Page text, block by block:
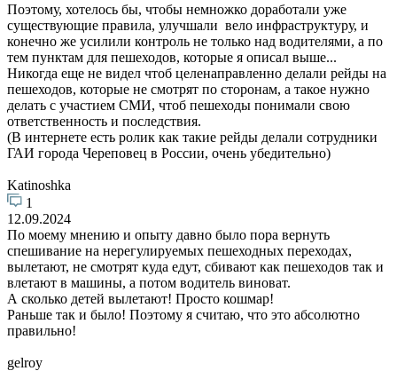
Поэтому, хотелось бы, чтобы немножко доработали уже
существующие правила, улучшали вело инфраструктуру, и
конечно же усилили контроль не только над водителями, а по
тем пунктам для пешеходов, которые я описал выше...
Никогда еще не видел чтоб целенаправленно делали рейды на
пешеходов, которые не смотрят по сторонам, а такое нужно
делать с участием СМИ, чтоб пешеходы понимали свою
ответственность и последствия.
(В интернете есть ролик как такие рейды делали сотрудники
ГАИ города Череповец в России, очень убедительно)
Katinoshka
1
12.09.2024
По моему мнению и опыту давно было пора вернуть
спешивание на нерегулируемых пешеходных переходах,
вылетают, не смотрят куда едут, сбивают как пешеходов так и
влетают в машины, а потом водитель виноват.
А сколько детей вылетают! Просто кошмар!
Раньше так и было! Поэтому я считаю, что это абсолютно
правильно!
gelroy